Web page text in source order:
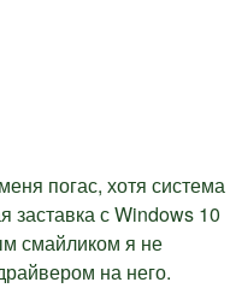
погас, хотя система
заставка с Windows 10
смайликом я не
на него.